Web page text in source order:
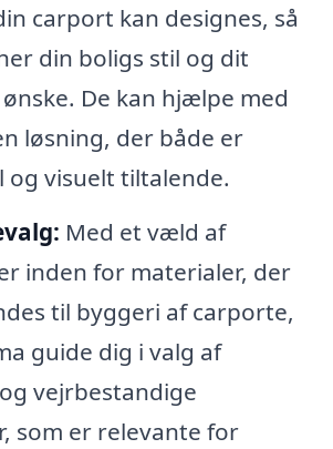
carport kan designes, så
din boligs stil og dit
De kan hjælpe med
løsning, der både er
og visuelt tiltalende.
Med et væld af
inden for materialer, der
til byggeri af carporte,
guide dig i valg af
vejrbestandige
som er relevante for